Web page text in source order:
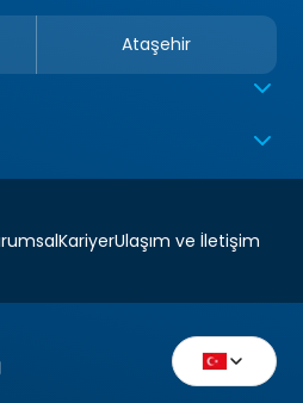
Ataşehir
KariyerUlaşım ve İletişim